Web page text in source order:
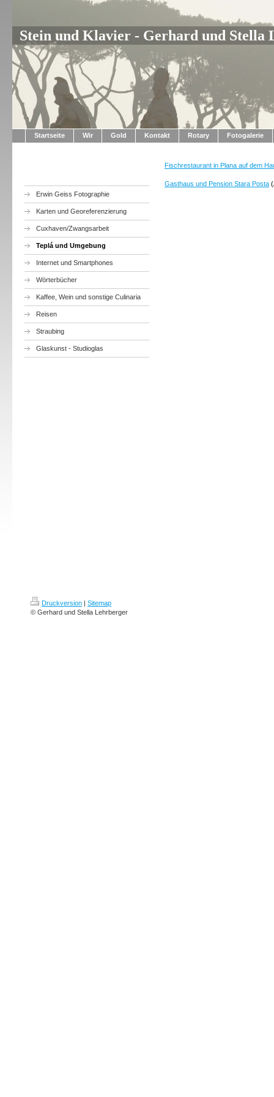
Stein und Klavier - Gerhard und Stella
Startseite Wir Gold Kontakt Rotary Fotogalerie
Erwin Geiss Fotographie
Karten und Georeferenzierung
Cuxhaven/Zwangsarbeit
Teplá und Umgebung
Internet und Smartphones
Wörterbücher
Kaffee, Wein und sonstige Culinaria
Reisen
Straubing
Glaskunst - Studioglas
Fischrestaurant in Plana auf dem
Gasthaus und Pension Stara Posta
Druckversion | Sitemap
© Gerhard und Stella Lehrberger